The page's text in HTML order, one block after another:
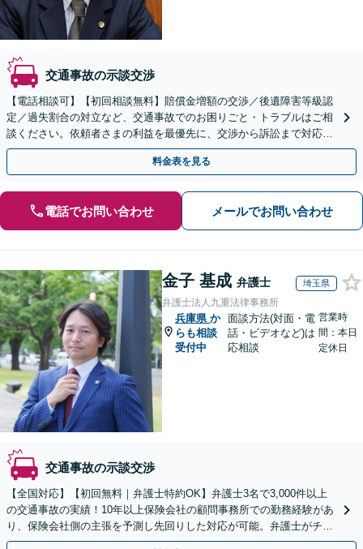
交通事故の示談交渉
【電話相談可】【初回相談無料】賠償金増額の交渉／後遺障害等級認
定／過失割合の対立など、交通事故でのお困りごと・トラブルはご相
談ください。依頼者さまの利益を最優先に、交渉から訴訟まで対応い
たします【弁護士費用特約利用可】【神戸駅3分】
料金表を見る
電話でお問い合わせ メールでお問い合わせ
金子 基成 弁護士 埼玉県
弁護士法人九重法律事務所
兵庫県 か
らも相談
受付中
面談方法(対面・電
話・ビデオなど)は
応相談
営業時
間：本日
定休日
交通事故の示談交渉
【全国対応】【初回無料｜弁護士特約OK】弁護士3名で3,000件以上
の交通事故の実績！10年以上保険会社の顧問事務所での勤務経験があ
り、保険会社側の主張を予測し先回りした対応が可能。弁護士がチー
ムとなり示談交渉、休業損害、後遺障害等に対応。